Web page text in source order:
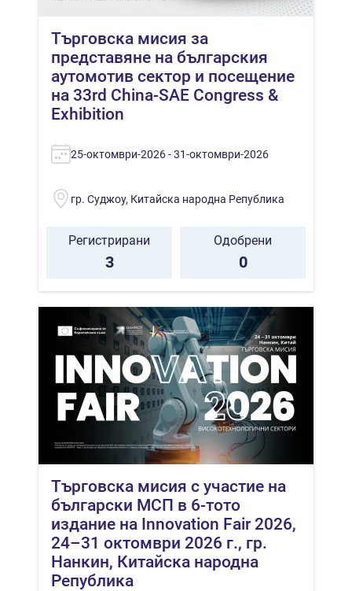
Търговска мисия за
представяне на българския
аутомотив сектор и посещение
на 33rd China-SAE Congress &
Exhibition
25-октомври-2026 - 31-октомври-2026
гр. Суджоу, Китайска народна Република
Регистрирани
3
Одобрени
0
Търговска мисия с участие на
български МСП в 6-тото
издание на Innovation Fair 2026,
24–31 октомври 2026 г., гр.
Нанкин, Китайска народна
Република